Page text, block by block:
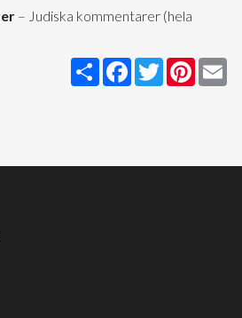
– Judiska kommentarer (hela
Share Facebook
Twitter